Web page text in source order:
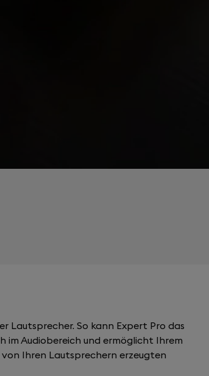
Lautsprecher. So kann Expert Pro das
im Audiobereich und ermöglicht Ihrem
Ihren Lautsprechern erzeugten